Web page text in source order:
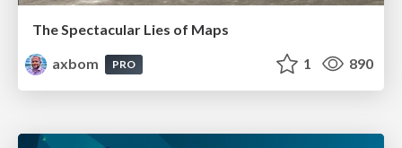
The Spectacular Lies of Maps
axbom
PRO 1 890